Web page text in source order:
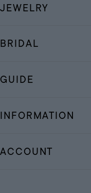
JEWELRY
BRIDAL
GUIDE
INFORMATION
ACCOUNT